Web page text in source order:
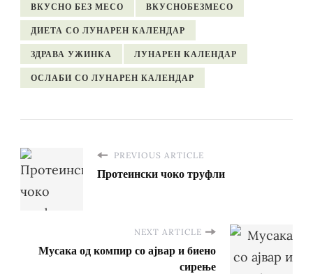
ВКУСНО БЕЗ МЕСО ВКУСНОБЕЗМЕСО
ДИЕТА СО ЛУНАРЕН КАЛЕНДАР
ЗДРАВА УЖИНКА ЛУНАРЕН КАЛЕНДАР
ОСЛАБИ СО ЛУНАРЕН КАЛЕНДАР
PREVIOUS ARTICLE
Протеински чоко труфли
NEXT ARTICLE
Мусака од компир со ајвар и биено
сирење